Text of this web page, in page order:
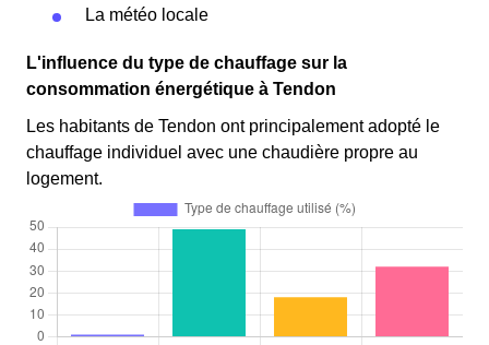
La météo locale
L'influence du type de chauffage sur la
consommation énergétique à Tendon
Les habitants de Tendon ont principalement adopté le
chauffage individuel avec une chaudière propre au
logement.